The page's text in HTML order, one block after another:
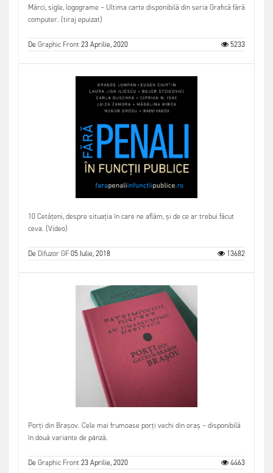
Mărci, sigle, logograme – Ultima carte disponibilă din seria Grafică fără
computer. (tiraj epuizat)
DeGraphic Front23 Aprilie, 2020 5233
10 Cetățeni, despre situația în care ne aflăm, și de ce ar trebui făcut
ceva. (Video)
De Difuzor GF05 Iulie, 2018 13682
Porți din Brașov. Cele mai frumoase porți vechi din oraș – disponibilă
în două variante de pânză.
DeGraphic Front23 Aprilie, 2020 4463